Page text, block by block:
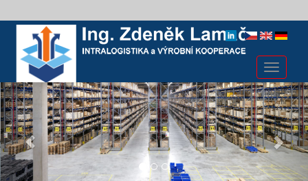
Toggle